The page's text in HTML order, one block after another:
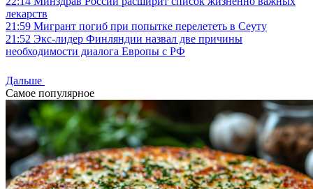
лекарств
21:59 Мигрант погиб при попытке перелететь в Сеуту
21:52 Экс-лидер Финляндии назвал две причины
необходимости диалога Европы с РФ
Дальше
Самое популярное